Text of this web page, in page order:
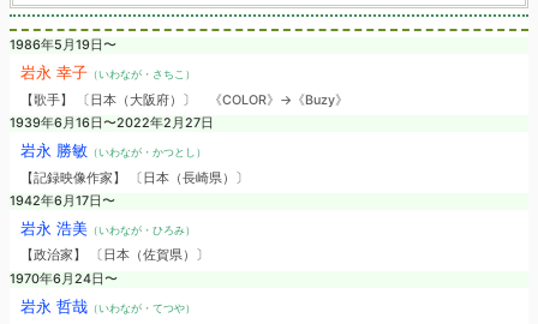
1986年5月19日〜
岩永 幸子（いわなが・さちこ）
【歌手】 〔日本（大阪府）〕
《COLOR》→《Buzy》
1939年6月16日〜2022年2月27日
岩永 勝敏（いわなが・かつとし）
【記録映像作家】 〔日本（長崎県）〕
1942年6月17日〜
岩永 浩美（いわなが・ひろみ）
【政治家】 〔日本（佐賀県）〕
1970年6月24日〜
岩永 哲哉（いわなが・てつや）